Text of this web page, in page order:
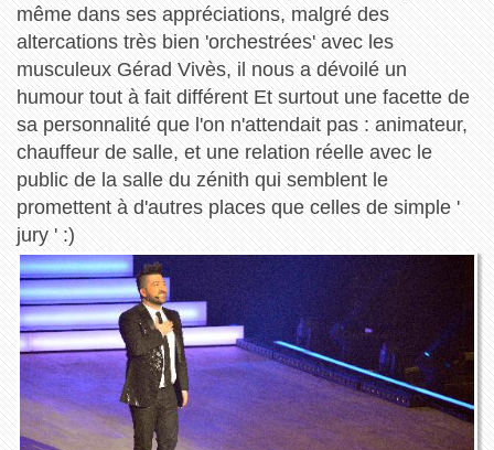
même dans ses appréciations, malgré des
altercations très bien 'orchestrées' avec les
musculeux Gérad Vivès, il nous a dévoilé un
humour tout à fait différent Et surtout une facette de
sa personnalité que l'on n'attendait pas : animateur,
chauffeur de salle, et une relation réelle avec le
public de la salle du zénith qui semblent le
promettent à d'autres places que celles de simple '
jury ' :)